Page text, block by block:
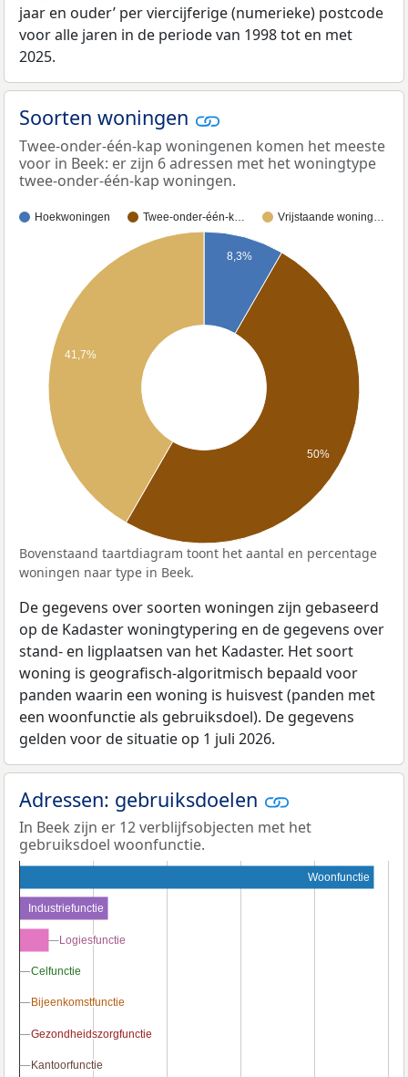
jaar en ouder’ per viercijferige (numerieke) postcode
voor alle jaren in de periode van 1998 tot en met
2025.
Soorten woningen
Twee-onder-één-kap woningenen komen het meeste
voor in Beek: er zijn 6 adressen met het woningtype
twee-onder-één-kap woningen.
Hoekwoningen Twee-onder-één-k… Vrijstaande woning…
8,3%
41,7%
50%
Bovenstaand taartdiagram toont het aantal en percentage
woningen naar type in Beek.
De gegevens over soorten woningen zijn gebaseerd
op de Kadaster woningtypering en de gegevens over
stand- en ligplaatsen van het Kadaster. Het soort
woning is geografisch-algoritmisch bepaald voor
panden waarin een woning is huisvest (panden met
een woonfunctie als gebruiksdoel). De gegevens
gelden voor de situatie op 1 juli 2026.
Adressen: gebruiksdoelen
In Beek zijn er 12 verblijfsobjecten met het
gebruiksdoel woonfunctie.
Woonfunctie
Industriefunctie
Logiesfunctie
Logiesfunctie
Celfunctie
Celfunctie
Bijeenkomstfunctie
Bijeenkomstfunctie
Gezondheidszorgfunctie
Gezondheidszorgfunctie
Kantoorfunctie
Kantoorfunctie